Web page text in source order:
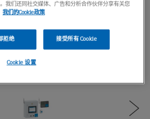
我们还同社交媒体、广告和分析合作伙伴分享有关您
我们的Cookie政策
拒绝 接受所有 Cookie
Cookie 设置